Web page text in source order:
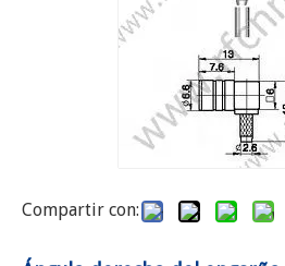
Compartir con: